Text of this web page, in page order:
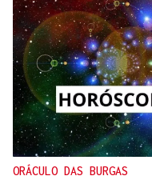
ORÁCULO DAS BURGAS